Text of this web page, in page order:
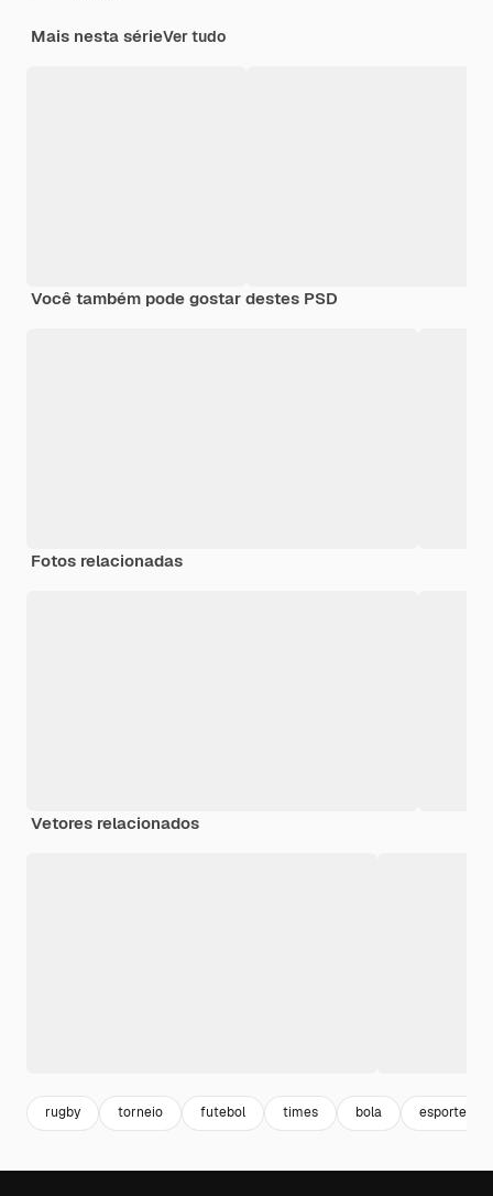
Mais nesta sérieVer tudo
Você também pode gostar destes PSD
Fotos relacionadas
Vetores relacionados
rugby torneio futebol times bola esporte